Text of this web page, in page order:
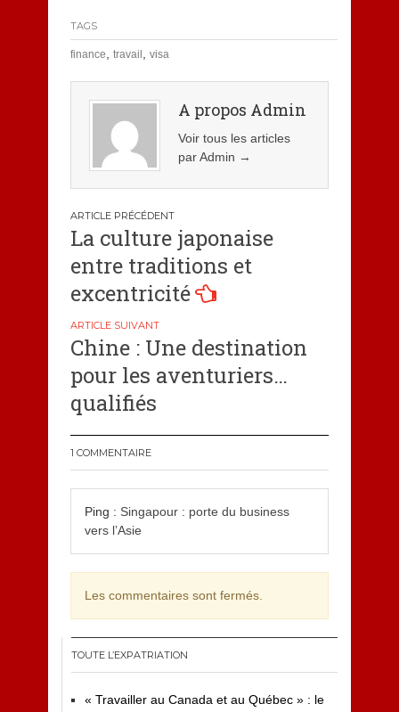
TAGS
finance travail visa
A propos Admin
Voir tous les articles
par Admin →
Navigation
de
l’article
La culture japonaise
entre traditions et
excentricité
Chine : Une destination
pour les aventuriers…
qualifiés
1 COMMENTAIRE
Ping : Singapour : porte du business
vers l’Asie
Les commentaires sont fermés.
TOUTE L’EXPATRIATION
« Travailler au Canada et au Québec » : le